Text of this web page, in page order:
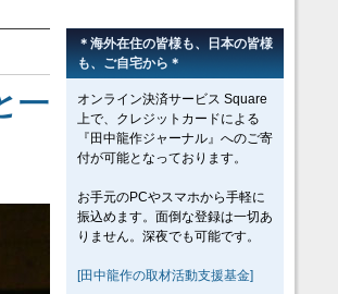
一
＊海外在住の皆様も、日本の皆様
も、ご自宅から＊
オンライン決済サービス Square
上で、クレジットカードによる
『田中龍作ジャーナル』へのご寄
付が可能となっております。
お手元のPCやスマホから手軽に
振込めます。面倒な登録は一切あ
りません。深夜でも可能です。
[田中龍作の取材活動支援基金]